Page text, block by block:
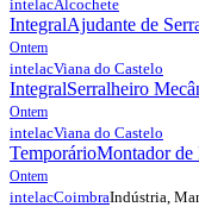
intelacAlcochete
IntegralAjudante de
Ontem
intelacViana do Castelo
IntegralSerralheiro
Ontem
intelacViana do Castelo
TemporárioMontador de
Ontem
intelacCoimbraIndústria,